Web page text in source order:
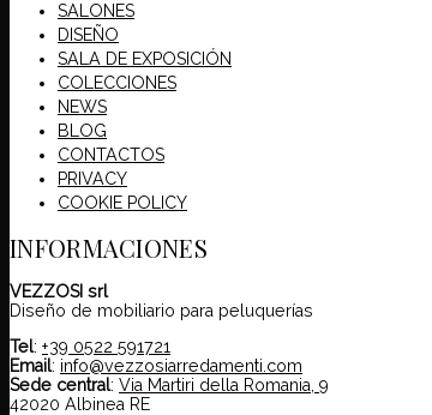
SALONES
DISEÑO
SALA DE EXPOSICIÓN
COLECCIONES
NEWS
BLOG
CONTACTOS
PRIVACY
COOKIE POLICY
INFORMACIONES
VEZZOSI srl
Diseño de mobiliario para peluquerías
Tel: +39 0522 591721
Email: info@vezzosiarredamenti.com
Sede central: Via Martiri della Romania, 9
42020 Albinea RE